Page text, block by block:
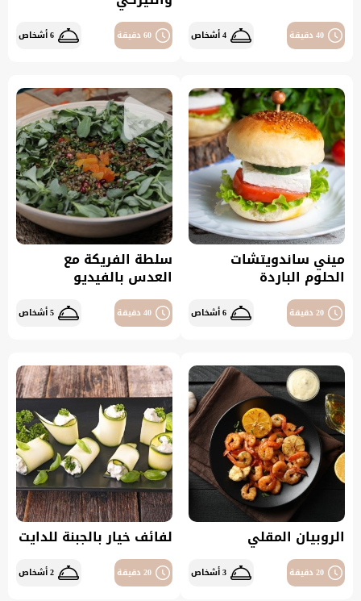
40 دقيقة 4 أشخاص 60 دقيقة 6 أشخاص
ميني ساندويتشات
الحلوم الباردة
20 دقيقة 6 أشخاص
سلطة الفريكة مع
العدس بالفيديو
40 دقيقة 5 أشخاص
الروبيان المقلي
20 دقيقة 3 أشخاص
لفائف خيار بالجبنة للدايت
20 دقيقة 2 أشخاص